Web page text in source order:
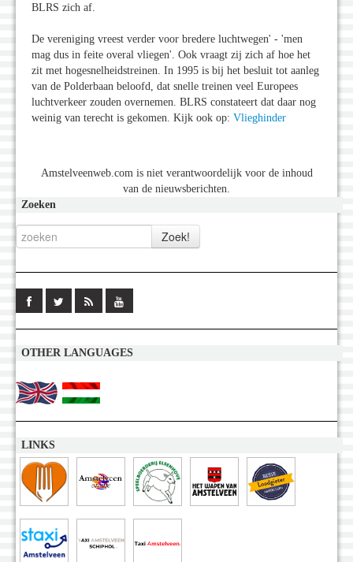
BLRS zich af.
De vereniging vreest verder voor bredere luchtwegen' - 'men
mag dus in feite overal vliegen'. Ook vraagt zij zich af hoe het
zit met hogesnelheidstreinen. In 1995 is bij het besluit tot aanleg
van de Polderbaan beloofd, dat snelle treinen veel Europees
luchtverkeer zouden overnemen. BLRS constateert dat daar nog
weinig van terecht is gekomen. Kijk ook op: Vlieghinder
Amstelveenweb.com is niet verantwoordelijk voor de inhoud
van de nieuwsberichten.
Zoeken
OTHER LANGUAGES
LINKS